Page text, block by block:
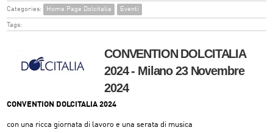
Categories: Home Page Dolcitalia Eventi
Tags:
CONVENTION DOLCITALIA
2024 - Milano 23 Novembre
2024
CONVENTION DOLCITALIA 2024
con una ricca giornata di lavoro e una serata di musica